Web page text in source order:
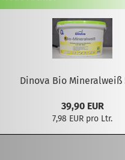
Dinova Bio Mineralweiß
39,90 EUR
7,98 EUR pro Ltr.